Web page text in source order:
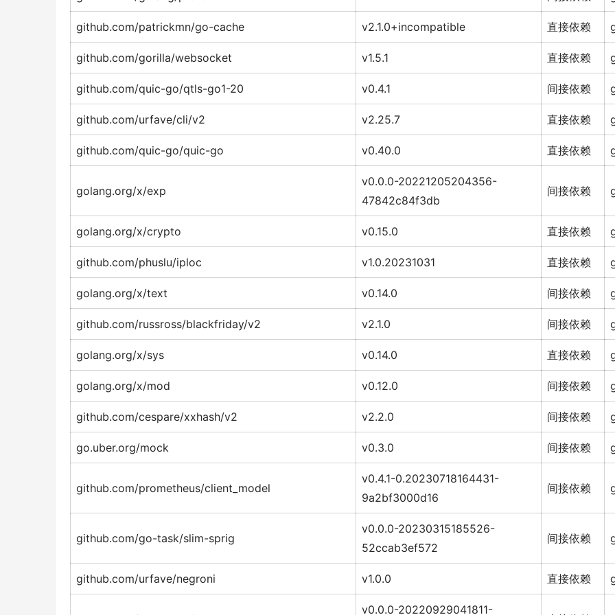
github.com/patrickmn/go-cache v2.1.0+incompatible 直接依赖
github.com/gorilla/websocket v1.5.1 直接依赖
github.com/quic-go/qtls-go1-20 v0.4.1 间接依赖
github.com/urfave/cli/v2 v2.25.7 直接依赖
github.com/quic-go/quic-go v0.40.0 直接依赖
golang.org/x/exp
v0.0.0-20221205204356-
47842c84f3db
间接依赖
golang.org/x/crypto v0.15.0 直接依赖
github.com/phuslu/iploc v1.0.20231031 直接依赖
golang.org/x/text v0.14.0 间接依赖
github.com/russross/blackfriday/v2 v2.1.0 间接依赖
golang.org/x/sys v0.14.0 直接依赖
golang.org/x/mod v0.12.0 间接依赖
github.com/cespare/xxhash/v2 v2.2.0 间接依赖
go.uber.org/mock v0.3.0 间接依赖
github.com/prometheus/client_model
v0.4.1-0.20230718164431-
9a2bf3000d16
间接依赖
github.com/go-task/slim-sprig
v0.0.0-20230315185526-
52ccab3ef572
间接依赖
github.com/urfave/negroni v1.0.0 直接依赖
v0.0.0-20220929041811-